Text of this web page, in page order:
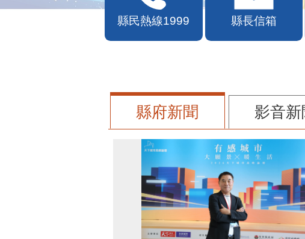
縣民熱線1999 縣長信箱
縣府新聞 影音新